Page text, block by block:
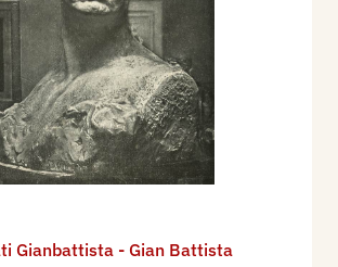
Gianbattista - Gian Battista